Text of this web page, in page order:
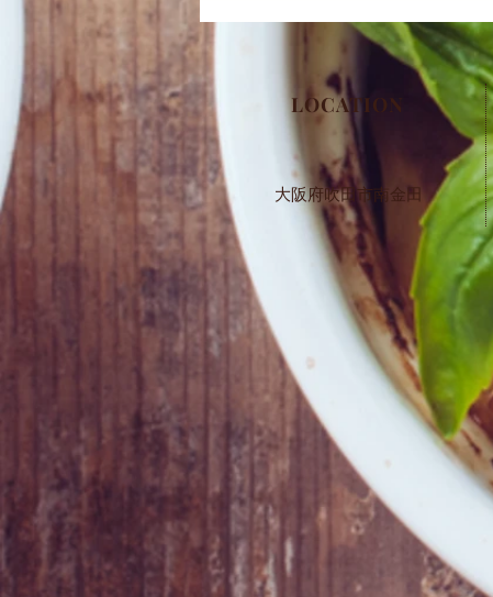
​LOCATION
大阪府吹田市南金田